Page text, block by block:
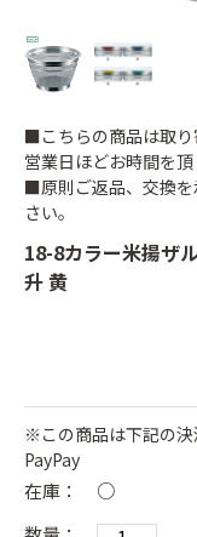
18-8カラー米揚
升 黄
※この商品は下記の
PayPay
在庫：
○
■こちらの商品は取り
営業日ほどお時間を頂
■原則ご返品、交換を
さい。